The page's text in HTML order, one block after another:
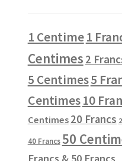
1 Centime1
Centimes 2
5 Centimes5
Centimes10
Centimes 20 Francs
40 Francs 50